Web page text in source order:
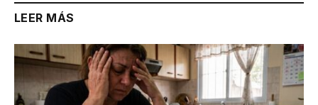
LEER MÁS